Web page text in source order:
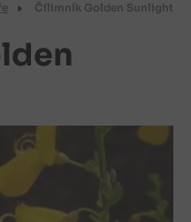
Čilimník Golden Sunlight